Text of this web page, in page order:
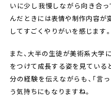
いに少し我慢しながら向き合
んだときには表情や制作内容が
してすごくやりがいを感じます。
また、大半の生徒が美術系大学
をつけて成長する姿を見ている
分の経験を伝えながらも、「言
う気持ちにもなりますね。